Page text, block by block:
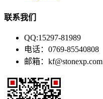
联系我们
QQ:15297-81989
电话：0769-85540808
邮箱：kf@stonexp.com